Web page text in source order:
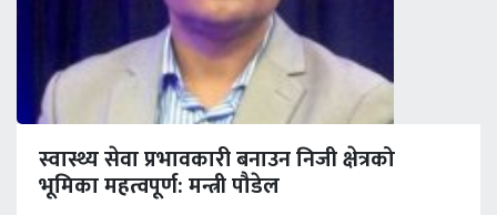
स्वास्थ्य सेवा प्रभावकारी बनाउन निजी क्षेत्रको
भूमिका महत्वपूर्ण: मन्त्री पौडेल